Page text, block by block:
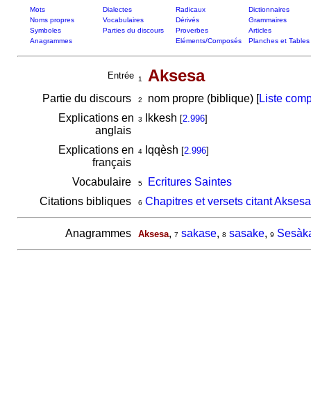
Mots Dialectes Radicaux
Dictionnaires
Noms propres
Vocabulaires Dérivés
Grammaires
Symboles
Parties du discours Proverbes
Articles
Anagrammes
Eléments/Composés Planches et Tables
Entrée 1 Aksesa
Partie du discours 2 nom propre (biblique) [Liste
Explications en
anglais
3 Ikkesh [2.996]
Explications en
français
4Iqqèsh [2.996]
Vocabulaire 5
Ecritures Saintes
Citations bibliques
6 Chapitres et versets citant Aksesa
Anagrammes Aksesa, 7 sakase, 8 sasake, 9